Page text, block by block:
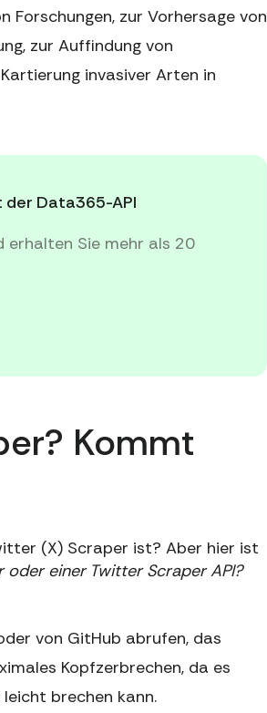
Forschungen, zur Vorhersage von
zur Auffindung von
invasiver Arten in
der Data365-API
erhalten Sie mehr als 20
Kommt
(X) Scraper ist? Aber hier ist
einer Twitter Scraper API?
von GitHub abrufen, das
Kopfzerbrechen, da es
brechen kann.